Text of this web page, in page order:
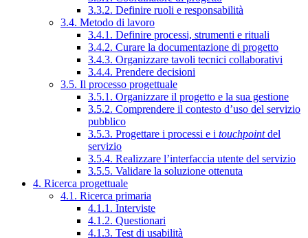
3.3.2. Definire ruoli e responsabilità
3.4. Metodo di lavoro
3.4.1. Definire processi, strumenti e rituali
3.4.2. Curare la documentazione di progetto
3.4.3. Organizzare tavoli tecnici collaborativi
3.4.4. Prendere decisioni
3.5. Il processo progettuale
3.5.1. Organizzare il progetto e la sua gestione
3.5.2. Comprendere il contesto d’uso del servizio
pubblico
3.5.3. Progettare i processi e i touchpointdel
servizio
3.5.4. Realizzare l’interfaccia utente del servizio
3.5.5. Validare la soluzione ottenuta
4. Ricerca progettuale
4.1. Ricerca primaria
4.1.1. Interviste
4.1.2. Questionari
4.1.3. Test di usabilità